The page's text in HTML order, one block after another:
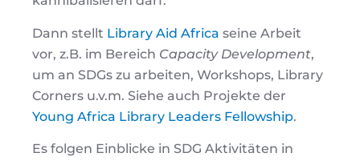
Dann stellt Library Aid Africa seine Arbeit
vor, z.B. im Bereich Capacity Development,
um an SDGs zu arbeiten, Workshops, Library
Corners u.v.m. Siehe auch Projekte der
Young Africa Library Leaders Fellowship.
Es folgen Einblicke in SDG Aktivitäten in